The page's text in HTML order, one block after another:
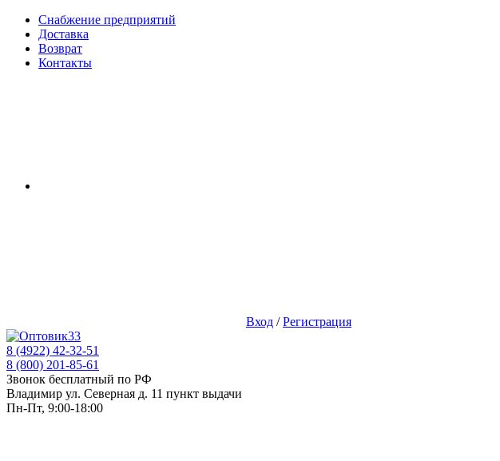
Снабжение предприятий
Доставка
Возврат
Контакты
Вход /Регистрация
8 (4922) 42-32-51
8 (800) 201-85-61
Звонок бесплатный по РФ
Владимир ул. Северная д. 11 пункт выдачи
Пн-Пт, 9:00-18:00